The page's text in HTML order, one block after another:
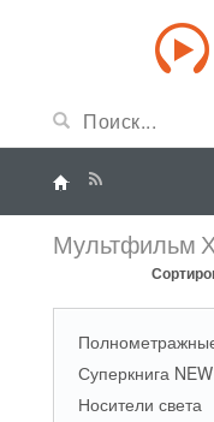
Мультфильм
Суперкнига NEW
Носители света